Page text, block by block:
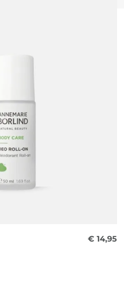
€ 14,95